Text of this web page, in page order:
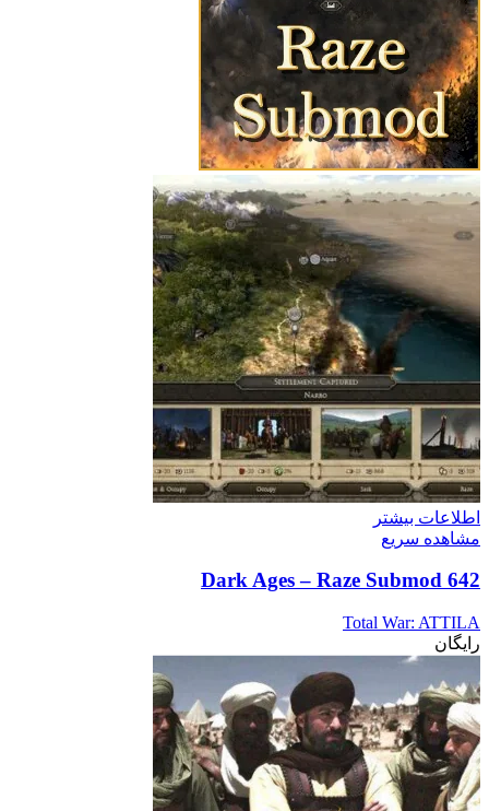
اطلاعات بیشتر
مشاهده سریع
642 Dark Ages – Raze Submod
Total War: ATTILA
رایگان